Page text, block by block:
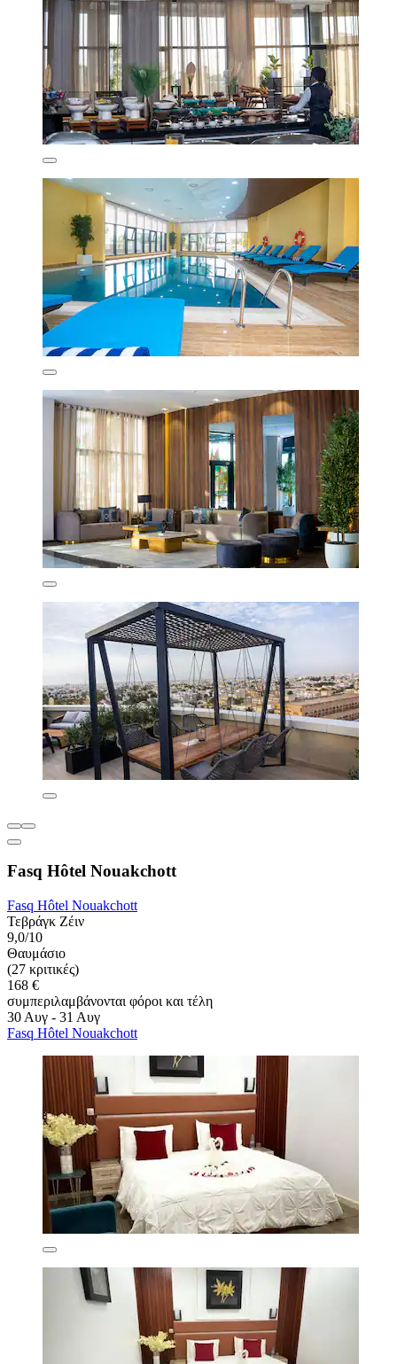
Fasq Hôtel Nouakchott
Fasq Hôtel Nouakchott
Τεβράγκ Ζέιν
9,0/10
Θαυμάσιο
(27 κριτικές)
168 €
συμπεριλαμβάνονται φόροι και τέλη
30 Αυγ - 31 Αυγ
Fasq Hôtel Nouakchott